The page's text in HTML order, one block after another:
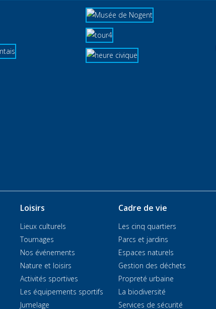
Loisirs
Lieux culturels
Tournages
Nos événements
Nature et loisirs
Activités sportives
Les équipements sportifs
Jumelage
Cadre de vie
Les cinq quartiers
Parcs et jardins
Espaces naturels
Gestion des déchets
Propreté urbaine
La biodiversité
Services de sécurité